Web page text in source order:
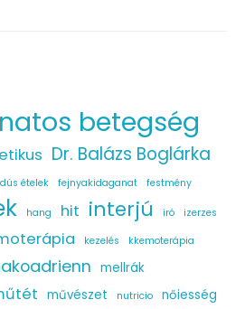
betegség
Dr. Balázs Boglárka
ételek fejnyakidaganat festmény
hang hit interjú iró izerzes
kezelés kkemoterápia
mellrák
művészet nutricio nőiesség